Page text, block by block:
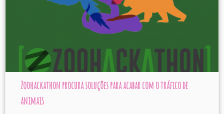
Zoohackathon procura soluções para acabar com o tráfico de
animais